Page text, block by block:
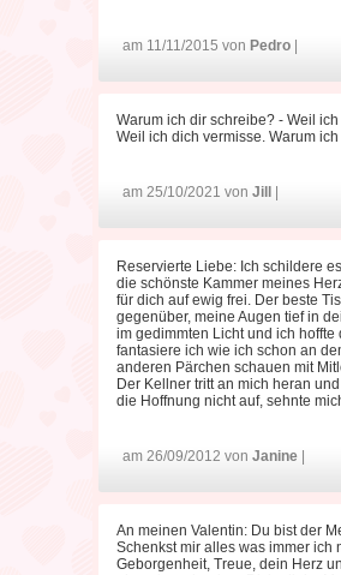
am 11/11/2015 von Pedro
Warum ich dir schreibe? - Weil
Weil ich dich vermisse. Warum
am 25/10/2021 von Jill
Reservierte Liebe: Ich schildere
die schönste Kammer meines
für dich auf ewig frei. Der beste
gegenüber, meine Augen tief in
im gedimmten Licht und ich hoffte
fantasiere ich wie ich schon an
anderen Pärchen schauen mit
Der Kellner tritt an mich heran
die Hoffnung nicht auf, sehnte
am 26/09/2012 von Janine
An meinen Valentin: Du bist der
Schenkst mir alles was immer ich
Geborgenheit, Treue, dein Herz